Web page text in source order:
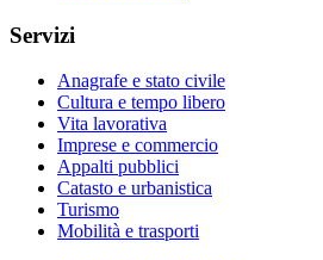
Servizi
Anagrafe e stato civile
Cultura e tempo libero
Vita lavorativa
Imprese e commercio
Appalti pubblici
Catasto e urbanistica
Turismo
Mobilità e trasporti